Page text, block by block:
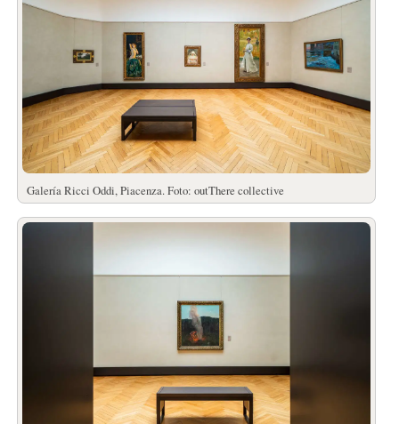
Galería Ricci Oddi, Piacenza. Foto: outThere collective